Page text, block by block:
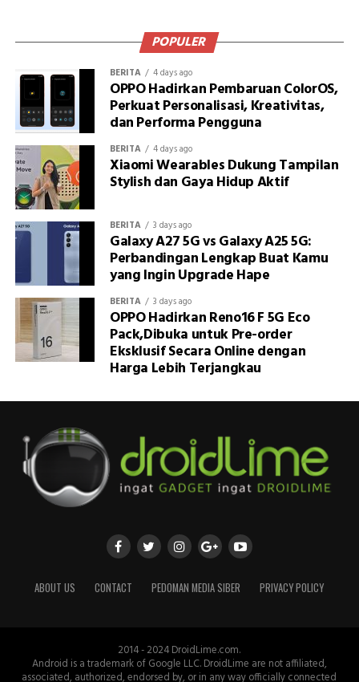
POPULER
BERITA 4 days ago
OPPO Hadirkan Pembaruan ColorOS,
Perkuat Personalisasi, Kreativitas,
dan Performa Pengguna
BERITA 4 days ago
Xiaomi Wearables Dukung Tampilan
Stylish dan Gaya Hidup Aktif
BERITA 3 days ago
Galaxy A27 5G vs Galaxy A25 5G:
Perbandingan Lengkap Buat Kamu
yang Ingin Upgrade Hape
BERITA 3 days ago
OPPO Hadirkan Reno16 F 5G Eco
Pack,Dibuka untuk Pre-order
Eksklusif Secara Online dengan
Harga Lebih Terjangkau
ABOUT US CONTACT PEDOMAN MEDIA SIBER PRIVACY POLICY
2014 - 2024 DroidLime.com.
Android is a trademark of Google LLC. DroidLime are not affiliated,
associated, authorized, endorsed by, or in any way officially connected